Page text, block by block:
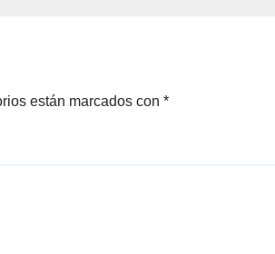
están marcados con *